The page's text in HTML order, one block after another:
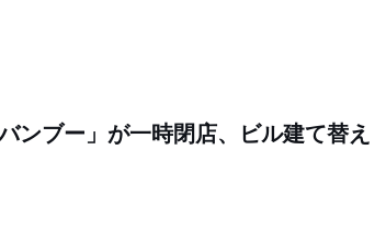
ンブー」が一時閉店、ビル建て替え